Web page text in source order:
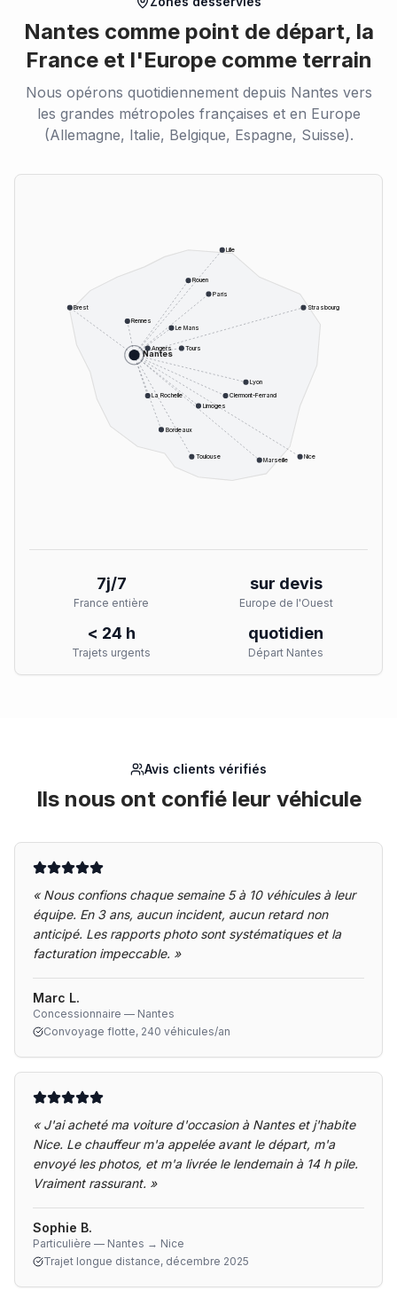
Nantes comme point de départ, la
France et l'Europe comme terrain
Nous opérons quotidiennement depuis Nantes vers
les grandes métropoles françaises et en Europe
(Allemagne, Italie, Belgique, Espagne, Suisse).
Nantes
Paris
Lyon
Marseille
Toulouse
Bordeaux
Nice
Strasbourg
Lille
Rennes
Angers
Le Mans
Tours
Limoges
Clermont-Ferrand
Rouen
Brest
La Rochelle
7j/7
France entière
sur devis
Europe de l'Ouest
< 24 h
Trajets urgents
quotidien
Départ Nantes
Avis clients vérifiés
Ils nous ont confié leur véhicule
« Nous confions chaque semaine 5 à 10 véhicules à leur
équipe. En 3 ans, aucun incident, aucun retard non
anticipé. Les rapports photo sont systématiques et la
facturation impeccable. »
Marc L.
Concessionnaire — Nantes
Convoyage flotte, 240 véhicules/an
« J'ai acheté ma voiture d'occasion à Nantes et j'habite
Nice. Le chauffeur m'a appelée avant le départ, m'a
envoyé les photos, et m'a livrée le lendemain à 14 h pile.
Vraiment rassurant. »
Sophie B.
Particulière — Nantes → Nice
Trajet longue distance, décembre 2025